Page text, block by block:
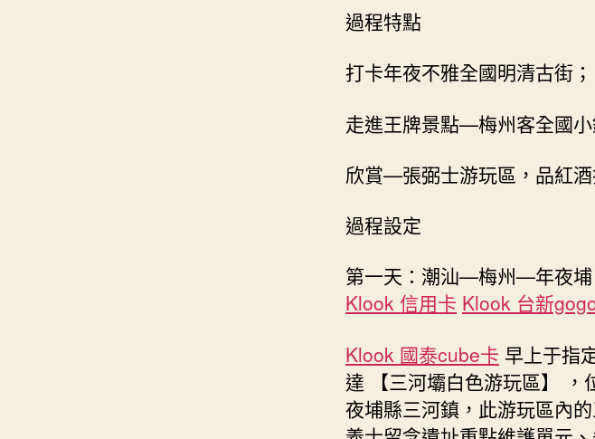
過程特點
打卡年夜不雅全國明清古街；
走進王牌景點—梅州客全國小
欣賞—張弼士游玩區，品紅酒
過程設定
第一天：潮汕—梅州—年夜埔
Klook 信用卡 Klook 台新
Klook 國泰cube卡 早上于指
達 【三河壩白色游玩區】 ，
夜埔縣三河鎮，此游玩區內